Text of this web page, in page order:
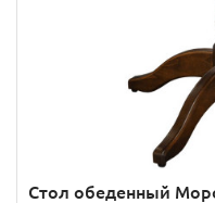
Стол обеденный